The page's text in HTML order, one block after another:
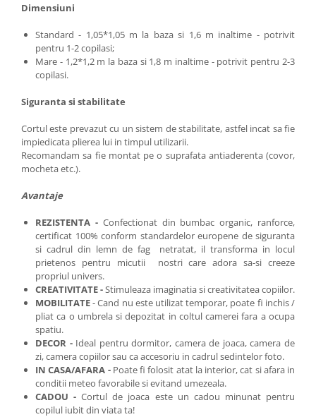
Dimensiuni
Standard - 1,05*1,05 m la baza si 1,6 m inaltime - potrivit
pentru 1-2 copilasi;
Mare - 1,2*1,2 m la baza si 1,8 m inaltime - potrivit pentru 2-3
copilasi.
Siguranta si stabilitate
Cortul este prevazut cu un sistem de stabilitate, astfel incat sa fie
impiedicata plierea lui in timpul utilizarii.
Recomandam sa fie montat pe o suprafata antiaderenta (covor,
mocheta etc.).
Avantaje
REZISTENTA - Confectionat din bumbac organic, ranforce,
certificat 100% conform standardelor europene de siguranta
si cadrul din lemn de fag netratat, il transforma in locul
prietenos pentru micutii nostri care adora sa-si creeze
propriul univers.
CREATIVITATE -Stimuleaza imaginatia si creativitatea copiilor.
MOBILITATE- Cand nu este utilizat temporar, poate fi inchis /
pliat ca o umbrela si depozitat in coltul camerei fara a ocupa
spatiu.
DECOR - Ideal pentru dormitor, camera de joaca, camera de
zi, camera copiilor sau ca accesoriu in cadrul sedintelor foto.
IN CASA/AFARA - Poate fi folosit atat la interior, cat si afara in
conditii meteo favorabile si evitand umezeala.
CADOU -Cortul de joaca este un cadou minunat pentru
copilul iubit din viata ta!